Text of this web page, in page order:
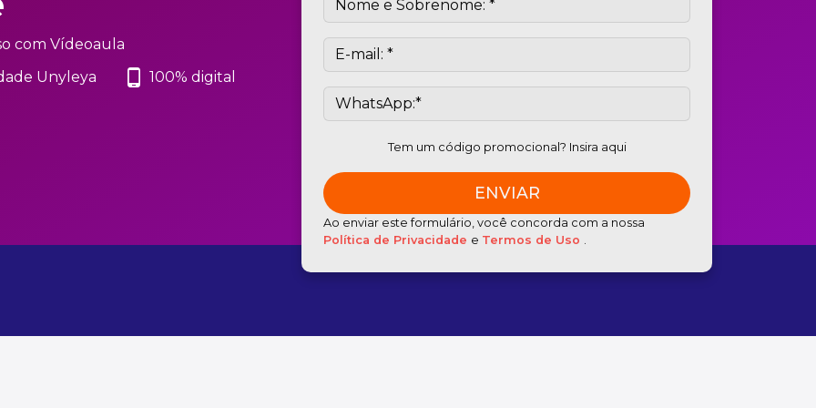
com Vídeoaula
Unyleya phone_android 100% digital
Tem um código promocional? Insira aqui
Ao enviar este formulário, você concorda com a nossa
Política de Privacidade e Termos de Uso